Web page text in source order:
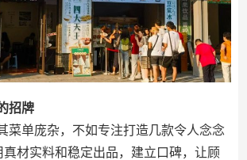
招牌
菜单庞杂，不如专注打造几款令人念念
真材实料和稳定出品，建立口碑，让顾